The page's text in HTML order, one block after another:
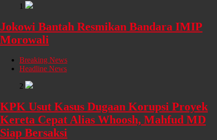
1
Jokowi Bantah Resmikan Bandara IMIP
Morowali
Breaking News
Headline News
2
KPK Usut Kasus Dugaan Korupsi Proyek
Kereta Cepat Alias Whoosh, Mahfud MD
Siap Bersaksi